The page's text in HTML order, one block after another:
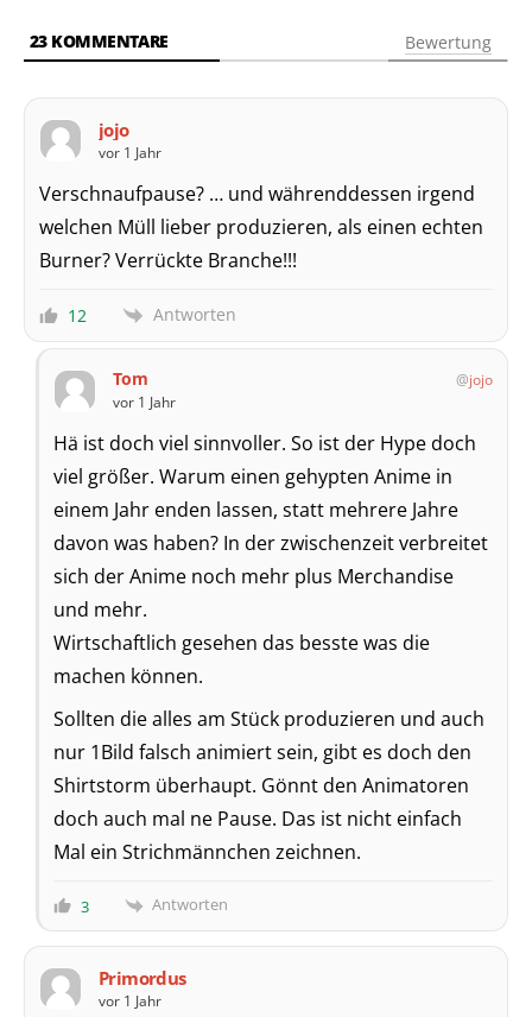
23KOMMENTARE Bewertung
jojo
vor 1 Jahr
Verschnaufpause? … und währenddessen irgend
welchen Müll lieber produzieren, als einen echten
Burner? Verrückte Branche!!!
12 Antworten
Tom
jojo
vor 1 Jahr
Hä ist doch viel sinnvoller. So ist der Hype doch
viel größer. Warum einen gehypten Anime in
einem Jahr enden lassen, statt mehrere Jahre
davon was haben? In der zwischenzeit verbreitet
sich der Anime noch mehr plus Merchandise
und mehr.
Wirtschaftlich gesehen das besste was die
machen können.
Sollten die alles am Stück produzieren und auch
nur 1Bild falsch animiert sein, gibt es doch den
Shirtstorm überhaupt. Gönnt den Animatoren
doch auch mal ne Pause. Das ist nicht einfach
Mal ein Strichmännchen zeichnen.
3 Antworten
Primordus
vor 1 Jahr